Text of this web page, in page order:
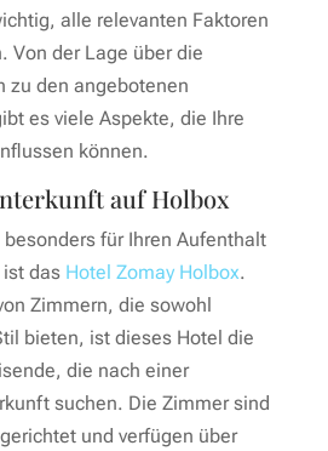
alle relevanten Faktoren
Von der Lage über die
zu den angebotenen
es viele Aspekte, die Ihre
können.
auf Holbox
für Ihren Aufenthalt
das Hotel Zomay Holbox.
Zimmern, die sowohl
bieten, ist dieses Hotel die
die nach einer
suchen. Die Zimmer sind
und verfügen über